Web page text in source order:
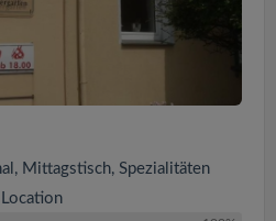
Mittagstisch, Spezialitäten